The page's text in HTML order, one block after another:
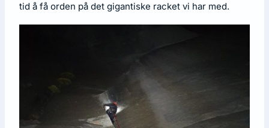
tid å få orden på det gigantiske racket vi har med.